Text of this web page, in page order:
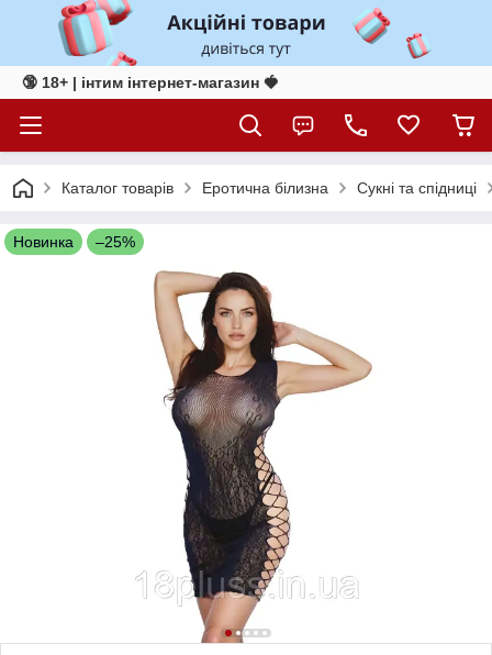
🔞 18+ | інтим інтернет-магазин 🍓
Каталог товарів Еротична білизна Сукні та спідниці
Новинка –25%